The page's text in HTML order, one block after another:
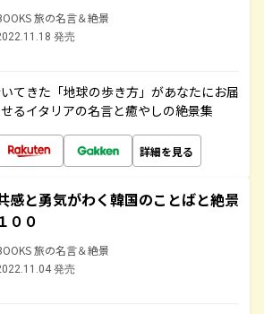
旅の名言＆絶景
発売
てきた「地球の歩き方」があなたにお届
るイタリアの名言と癒やしの絶景集
詳細を見る
感と勇気がわく韓国のことばと絶景
００
旅の名言＆絶景
発売